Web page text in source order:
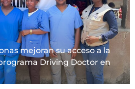
mejoran su acceso a la
Driving Doctor en